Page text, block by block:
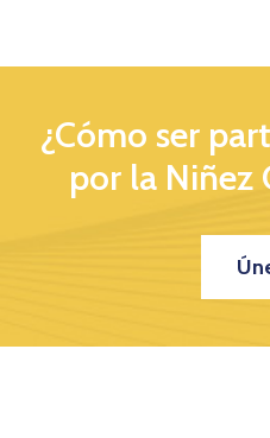
¿Cómo ser
por la Niñez